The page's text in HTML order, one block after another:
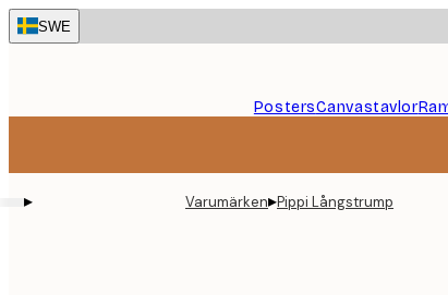
Skip
to
SWE
PostersCanvastavlor
▸ Varumärken▸Pippi Långstrump